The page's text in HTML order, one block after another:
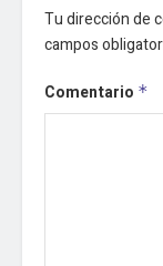
Tu dirección de
campos
Comentario *